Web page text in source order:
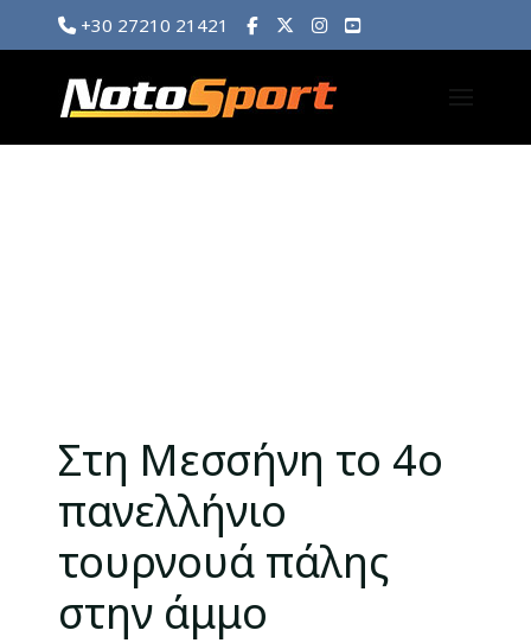
+30 27210 21421
Στη Μεσσήνη το 4ο
πανελλήνιο
τουρνουά πάλης
στην άμμο